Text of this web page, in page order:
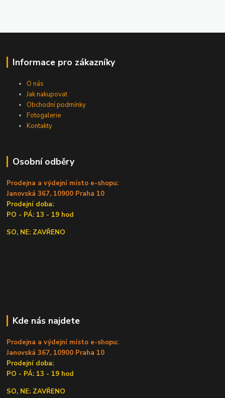
Informace pro zákazníky
O nás
Jak nakupovat
Obchodní podmínky
Fotogalerie
Kontakty
Osobní odběry
Prodejna a výdejní místo e-shopu:
Janovská 367, 10900 Praha 10
Prodejní doba:
PO - PÁ: 13 - 19 hod
SO, NE: ZAVŘENO
Kde nás najdete
Prodejna a výdejní místo e-shopu:
Janovská 367, 10900 Praha 10
Prodejní doba:
PO - PÁ: 13 - 19 hod
SO, NE: ZAVŘENO